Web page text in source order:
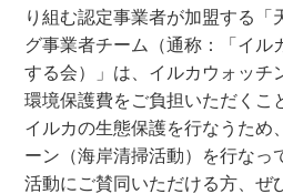
り組む認定事業者が加盟する「
グ事業者チーム（通称：「イル
する会）」は、イルカウォッチ
環境保護費をご負担いただくこ
イルカの生態保護を行なうため
ーン（海岸清掃活動）を行なっ
活動にご賛同いただける方、ぜ